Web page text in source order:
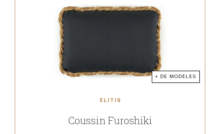
+ DE MODÈLES
ELITIS
Coussin Furoshiki